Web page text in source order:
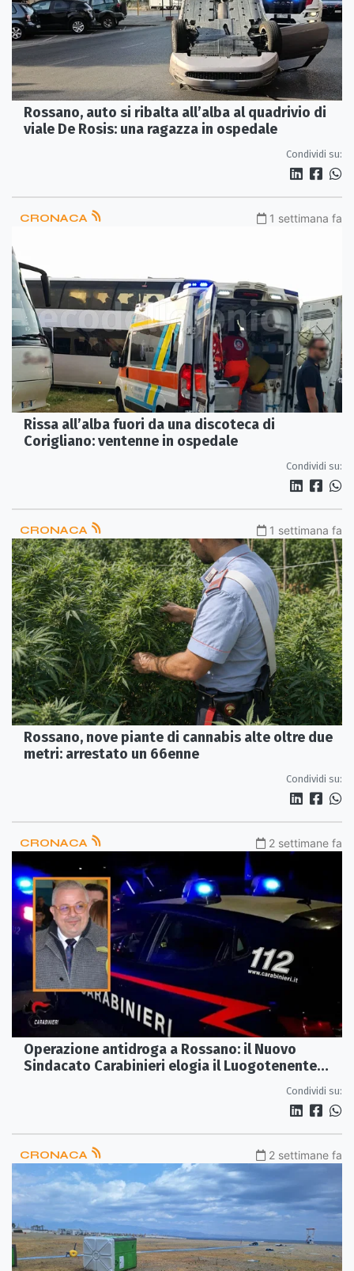
Rossano, auto si ribalta all’alba al quadrivio di
viale De Rosis: una ragazza in ospedale
Condividi su:
CRONACA 1 settimana fa
Rissa all’alba fuori da una discoteca di
Corigliano: ventenne in ospedale
Condividi su:
CRONACA 1 settimana fa
Rossano, nove piante di cannabis alte oltre due
metri: arrestato un 66enne
Condividi su:
CRONACA 2 settimane fa
Operazione antidroga a Rossano: il Nuovo
Sindacato Carabinieri elogia il Luogotenente
Condividi su:
CRONACA 2 settimane fa